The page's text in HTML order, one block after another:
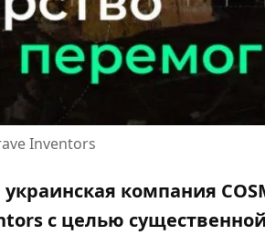
Inventors
компания
с целью